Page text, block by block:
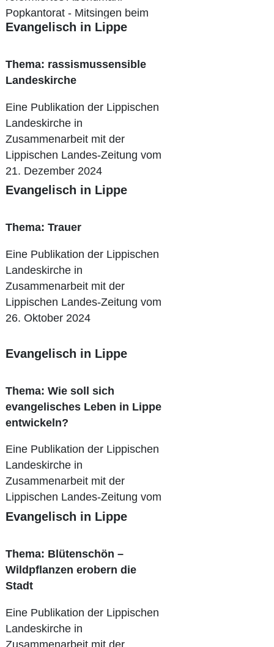
Popkantorat - Mitsingen beim
Chormusical
Evangelisch in Lippe
Thema: rassismussensible
Landeskirche
Eine Publikation der Lippischen
Landeskirche in
Zusammenarbeit mit der
Lippischen Landes-Zeitung vom
21. Dezember 2024
Evangelisch in Lippe
Thema: Trauer
Eine Publikation der Lippischen
Landeskirche in
Zusammenarbeit mit der
Lippischen Landes-Zeitung vom
26. Oktober 2024
Evangelisch in Lippe
Thema: Wie soll sich
evangelisches Leben in Lippe
entwickeln?
Eine Publikation der Lippischen
Landeskirche in
Zusammenarbeit mit der
Lippischen Landes-Zeitung vom
29. Juni 2024
Evangelisch in Lippe
Thema: Blütenschön –
Wildpflanzen erobern die
Stadt
Eine Publikation der Lippischen
Landeskirche in
Zusammenarbeit mit der